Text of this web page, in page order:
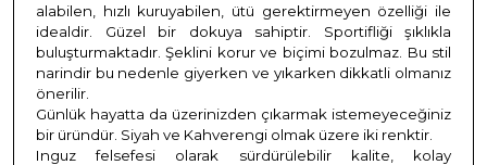
alabilen, hızlı kuruyabilen, ütü gerektirmeyen özelliği ile
idealdir. Güzel bir dokuya sahiptir. Sportifliği şıklıkla
buluşturmaktadır. Şeklini korur ve biçimi bozulmaz. Bu stil
narindir bu nedenle giyerken ve yıkarken dikkatli olmanız
önerilir.
Günlük hayatta da üzerinizden çıkarmak istemeyeceğiniz
bir üründür. Siyah ve Kahverengi olmak üzere iki renktir.
Inguz felsefesi olarak sürdürülebilir kalite, kolay